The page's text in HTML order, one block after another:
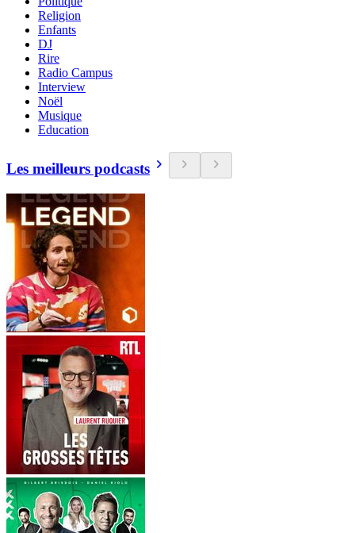
Religion
Enfants
DJ
Rire
Radio Campus
Interview
Noël
Musique
Education
Les meilleurs podcasts